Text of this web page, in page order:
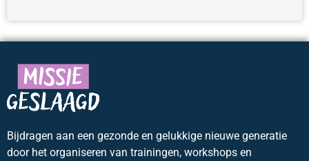
Bijdragen aan een gezonde en gelukkige nieuwe generatie
door het organiseren van trainingen, workshops en